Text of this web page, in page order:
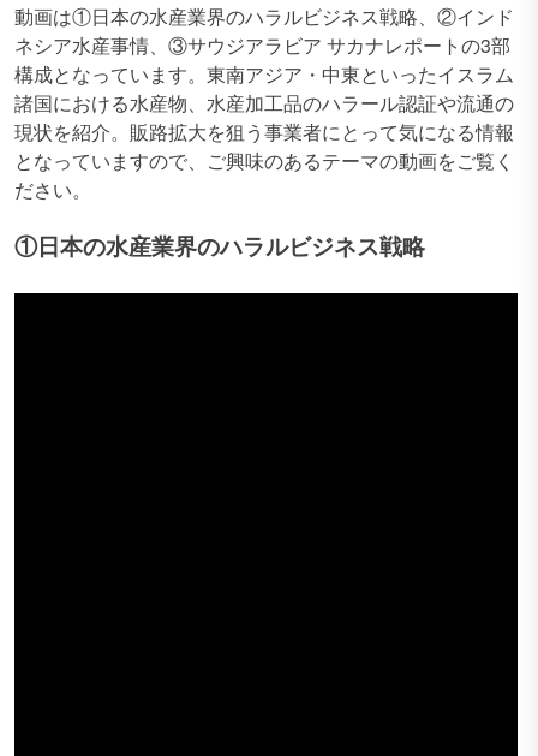
動画は①日本の水産業界のハラルビジネス戦略、②インド
ネシア水産事情、③サウジアラビア サカナレポートの3部
構成となっています。東南アジア・中東といったイスラム
諸国における水産物、水産加工品のハラール認証や流通の
現状を紹介。販路拡大を狙う事業者にとって気になる情報
となっていますので、ご興味のあるテーマの動画をご覧く
ださい。
①日本の水産業界のハラルビジネス戦略